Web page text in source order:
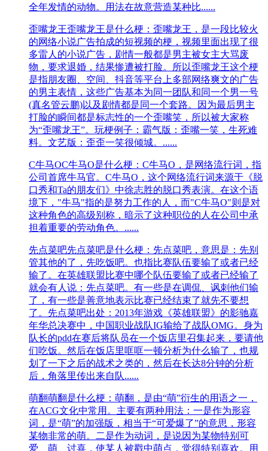
全年发情的动物。用法在故意营造某种比......
歪嘴龙王歪嘴龙王是什么梗：歪嘴龙王，是一段比较火
的网络小说广告拍成的短视频的梗，视频里面出现了很
多雷人的小说广告，剧情一般都是男主被女主大骂废
物，要求退婚，结果惨遭被打脸。所以歪嘴龙王这个梗
是指朋友圈、空间、抖音等平台上多部网络爽文的广告
的男主表情，这些广告基本为同一团队和同一个男一号
(真名管云鹏)以及剧情都是同一个套路。因为最后男主
打脸的瞬间都是标志性的一个歪嘴笑，所以被大家称
为“歪嘴龙王”。玩梗例子：霸气版：歪嘴一笑，生死难
料。文艺版：歪歪一笑很倾城。......
‌C牛马OC牛马O是什么梗：‌C牛马O，是网络流行词，指
公司首席牛马官。‌‌C牛马O，这个网络流行词来源于‌《脱
口秀和Ta的朋友们》中徐志胜的脱口秀表演。在这个语
境下，"牛马"指的是努力工作的人，而"C牛马O"则是对
这种角色的高级别称，暗示了这种职位的人在公司中承
担着重要的劳动角色。‌......
先点菜吧先点菜吧是什么梗：先点菜吧，意思是：先别
管其他的了，先吃饭吧。也指比赛队伍要输了或者已经
输了。在英雄联盟比赛中哪个队伍要输了或者已经输了
就会有人说：先点菜吧。有一些是在调侃、讽刺他们输
了，有一些是善意地表示比赛已经结束了就先不要想
了。先点菜吧出处：2013年游戏《英雄联盟》的影驰嘉
年华总决赛中，中国职业战队IG输给了战队OMG。身为
队长的pdd在赛后将队员在一个饭店里召集起来，要请他
们吃饭。然后在饭店里哐哐一顿分析为什么输了，也规
划了一下之后的战术之类的，然后在长达8分钟的分析
后，角落里传出来自队......
萌翻萌翻是什么梗：萌翻，是由“萌”衍生的用语之一，
在ACG文化中常用。主要有两种用法：一是作为形容
词，是“萌”的加强版，相当于“可爱爆了”的意思，形容
某物非常的萌。二是作为动词，是说因为某物特别可
爱、萌、讨喜，使某人被戳中萌点，觉得特别喜欢。用